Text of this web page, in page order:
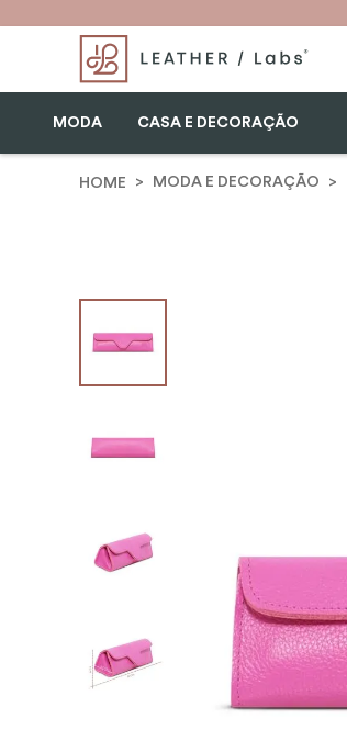
MODA CASA E DECORAÇÃO
MODA E DECORAÇÃO